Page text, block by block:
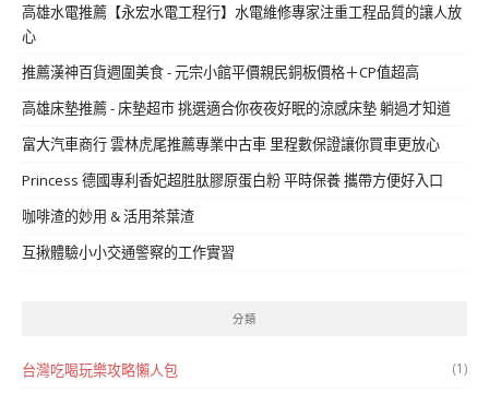
高雄水電推薦【永宏水電工程行】水電維修專家注重工程品質的讓人放
心
推薦漢神百貨週圍美食 - 元宗小館平價親民銅板價格＋CP值超高
高雄床墊推薦 - 床墊超市 挑選適合你夜夜好眠的涼感床墊 躺過才知道
富大汽車商行 雲林虎尾推薦專業中古車 里程數保證讓你買車更放心
Princess 德國專利香妃超胜肽膠原蛋白粉 平時保養 攜帶方便好入口
咖啡渣的妙用 & 活用茶葉渣
互揪體驗小小交通警察的工作實習
分類
台灣吃喝玩樂攻略懶人包 (1)